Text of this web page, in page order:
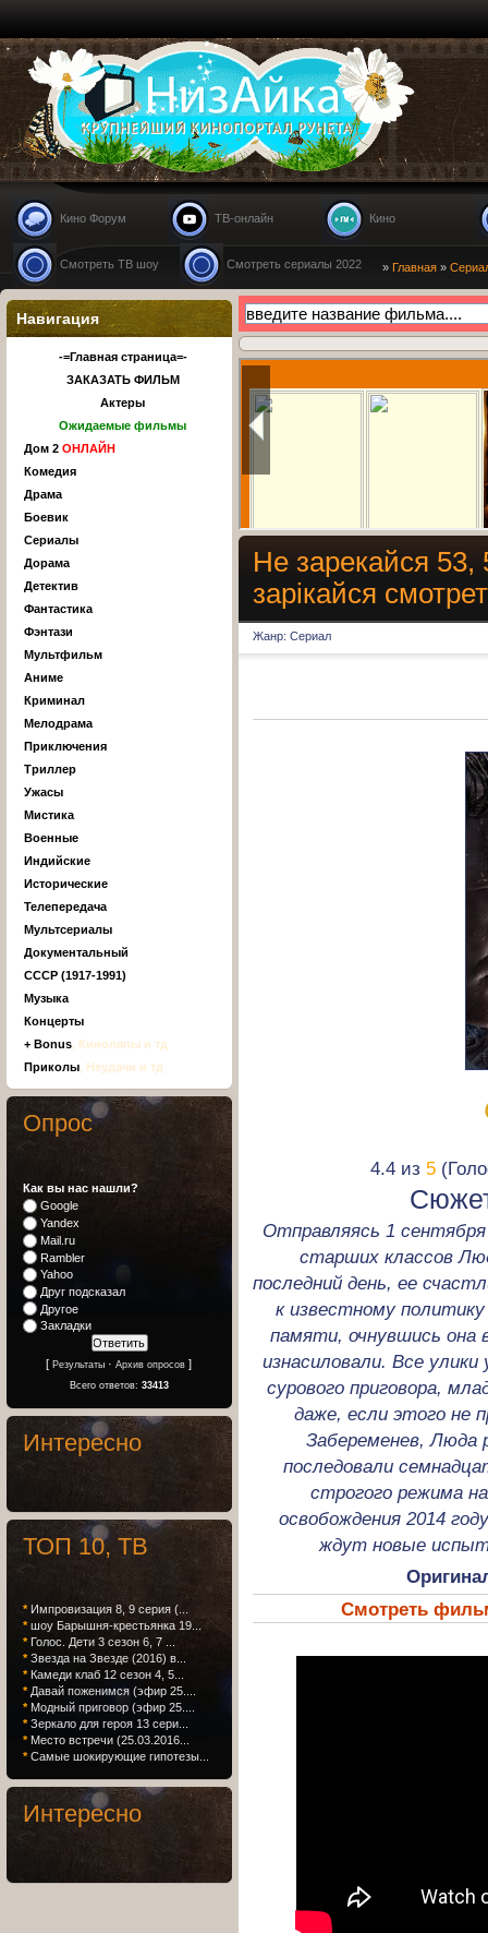
Nizaika.ru
Кино Форум ТВ-онлайн Кино
Смотреть ТВ шоу Смотреть сериалы 2022 » Главная »
Не зарекайся
зарiкайся
Жанр: Сериал
4.4 из 5
Отправляясь 1 сентября
старших классов
последний день, ее
к известному
памяти, очнувшись она
изнасиловали. Все
сурового приговора,
даже, если этого не
Забеременев, Люда
последовали
строгого режима
освобождения 2014
ждут новые
Смотреть
Навигация
-=Главная страница=-
ЗАКАЗАТЬ ФИЛЬМ
Актеры
Ожидаемые фильмы
Дом 2 ОНЛАЙН
Комедия
Драма
Боевик
Сериалы
Дорама
Детектив
Фантастика
Фэнтази
Мультфильм
Аниме
Криминал
Мелодрама
Приключения
Триллер
Ужасы
Мистика
Военные
Индийские
Исторические
Телепередача
Мультсериалы
Документальный
СССР (1917-1991)
Музыка
Концерты
+ Bonus, Киноляпы и тд
Приколы, Неудачи и тд
Опрос
Как вы нас нашли?
Google
Yandex
Mail.ru
Rambler
Yahoo
Друг подсказал
Другое
Закладки
[Результаты ·Архив опросов ]
Всего ответов: 33413
Интересно
ТОП 10, ТВ
* Импровизация 8, 9 серия (...
* шоу Барышня-крестьянка 19...
* Голос. Дети 3 сезон 6, 7 ...
* Звезда на Звезде (2016) в...
* Камеди клаб 12 сезон 4, 5...
* Давай поженимся (эфир 25....
* Модный приговор (эфир 25....
* Зеркало для героя 13 сери...
* Место встречи (25.03.2016...
* Самые шокирующие гипотезы...
Интересно